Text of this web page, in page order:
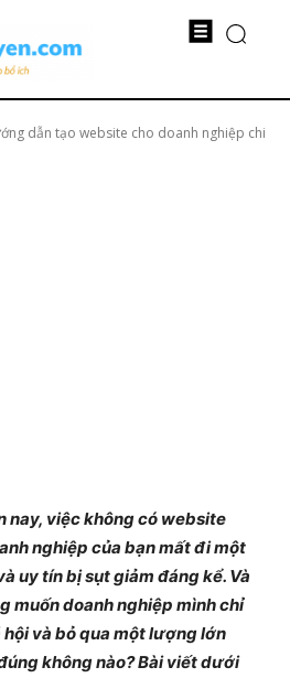
dẫn tạo website cho doanh nghiệp chi
nay, việc không có website
nghiệp của bạn mất đi một
uy tín bị sụt giảm đáng kể. Và
muốn doanh nghiệp mình chỉ
và bỏ qua một lượng lớn
không nào? Bài viết dưới